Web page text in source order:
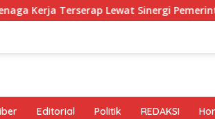
Lewat Sinergi Pemerintah dan Dunia
Editorial Politik REDAKSI